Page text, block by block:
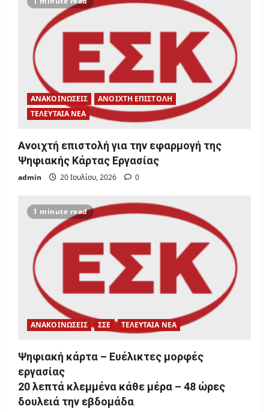
o
n
ΑΝΑΚΟΙΝΩΣΕΙΣ
ΑΝΟΙΧΤΗ ΕΠΙΣΤΟΛΗ
ΤΕΛΕΥΤΑΙΑ ΝΕΑ
Ανοιχτή επιστολή για την εφαρμογή της
Ψηφιακής Κάρτας Εργασίας
admin 20 Ιουλίου, 2026 0
1 minute read
ΑΝΑΚΟΙΝΩΣΕΙΣ ΣΣΕ ΤΕΛΕΥΤΑΙΑ ΝΕΑ
Ψηφιακή κάρτα – Ευέλικτες μορφές
εργασίας
20 λεπτά κλεμμένα κάθε μέρα – 48 ώρες
δουλειά την εβδομάδα